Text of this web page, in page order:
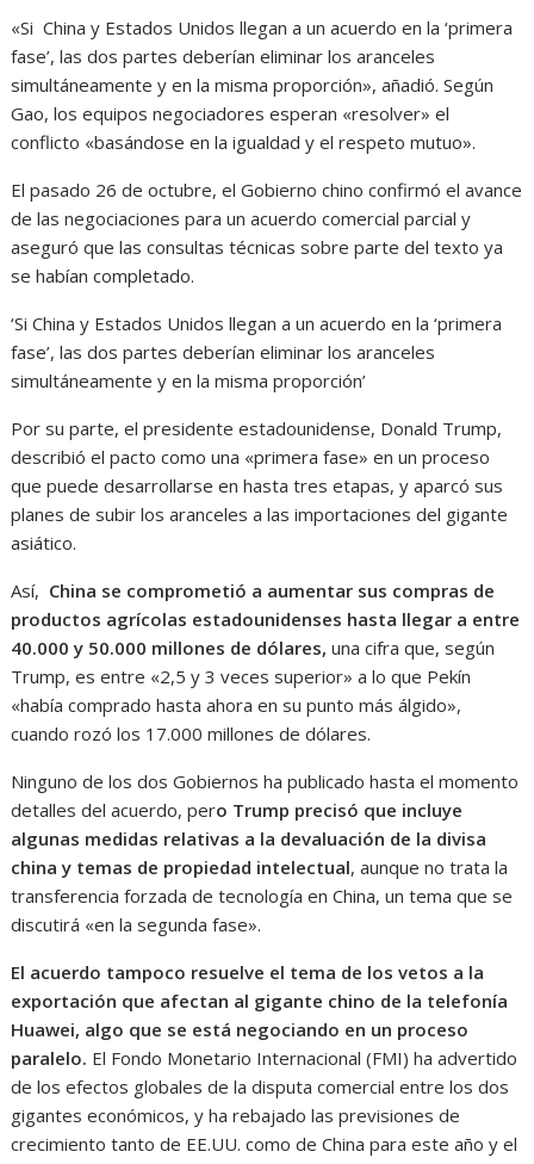
«Si China y Estados Unidos llegan a un acuerdo en la ‘primera
fase’, las dos partes deberían eliminar los aranceles
simultáneamente y en la misma proporción», añadió. Según
Gao, los equipos negociadores esperan «resolver» el
conflicto «basándose en la igualdad y el respeto mutuo».
El pasado 26 de octubre, el Gobierno chino confirmó el avance
de las negociaciones para un acuerdo comercial parcial y
aseguró que las consultas técnicas sobre parte del texto ya
se habían completado.
‘Si China y Estados Unidos llegan a un acuerdo en la ‘primera
fase’, las dos partes deberían eliminar los aranceles
simultáneamente y en la misma proporción’
Por su parte, el presidente estadounidense, Donald Trump,
describió el pacto como una «primera fase» en un proceso
que puede desarrollarse en hasta tres etapas, y aparcó sus
planes de subir los aranceles a las importaciones del gigante
asiático.
Así, China se comprometió a aumentar sus compras de
productos agrícolas estadounidenses hasta llegar a entre
40.000 y 50.000 millones de dólares,una cifra que, según
Trump, es entre «2,5 y 3 veces superior» a lo que Pekín
«había comprado hasta ahora en su punto más álgido»,
cuando rozó los 17.000 millones de dólares.
Ninguno de los dos Gobiernos ha publicado hasta el momento
detalles del acuerdo, pero Trump precisó que incluye
algunas medidas relativas a la devaluación de la divisa
china y temas de propiedad intelectual, aunque no trata la
transferencia forzada de tecnología en China, un tema que se
discutirá «en la segunda fase».
El acuerdo tampoco resuelve el tema de los vetos a la
exportación que afectan al gigante chino de la telefonía
Huawei, algo que se está negociando en un proceso
paralelo. El Fondo Monetario Internacional (FMI) ha advertido
de los efectos globales de la disputa comercial entre los dos
gigantes económicos, y ha rebajado las previsiones de
crecimiento tanto de EE.UU. como de China para este año y el